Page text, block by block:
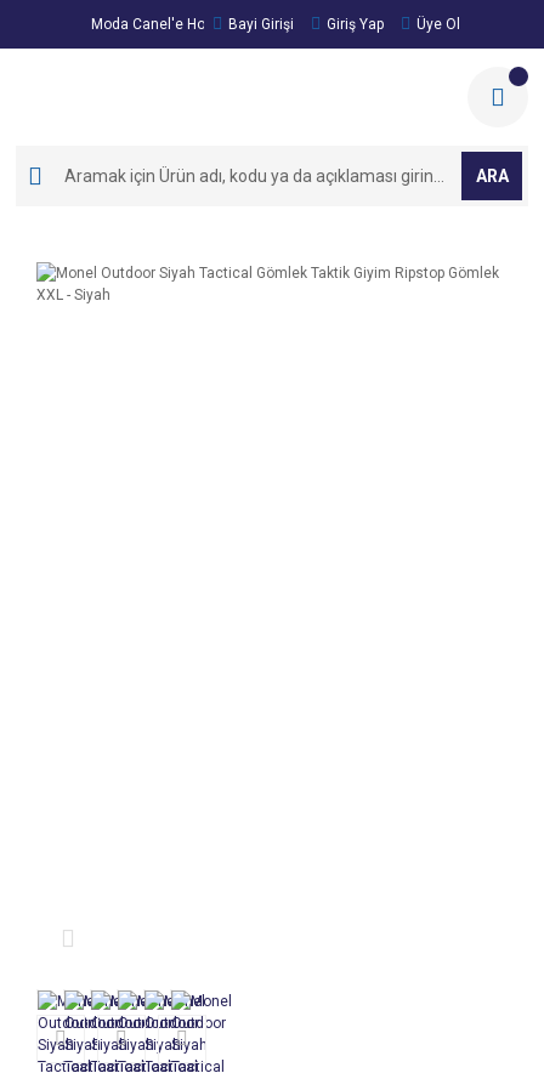
Moda Canel'e Hoşgeldiniz!
Bayi Girişi Giriş Yap Üye Ol
ARA